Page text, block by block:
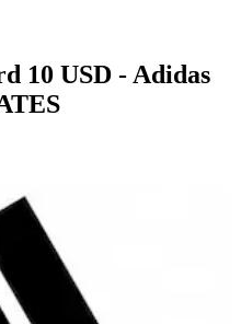
10 USD - Adidas